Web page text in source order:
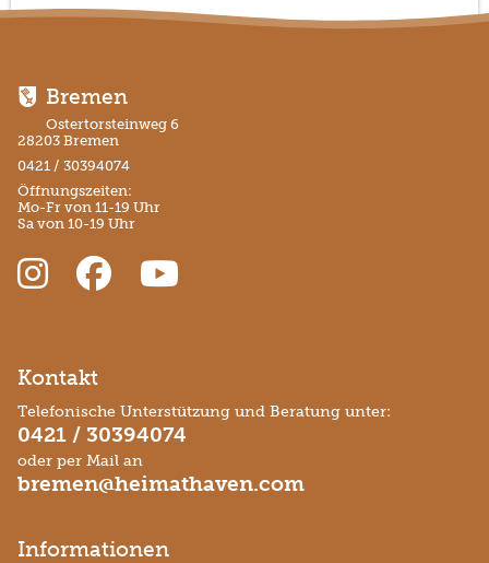
Bremen
Ostertorsteinweg 6
28203 Bremen
0421 / 30394074
Öffnungszeiten:
Mo-Fr von 11-19 Uhr
Sa von 10-19 Uhr
Kontakt
Telefonische Unterstützung und Beratung unter:
0421 / 30394074
oder per Mail an
bremen@heimathaven.com
Informationen